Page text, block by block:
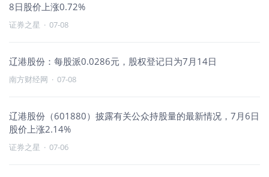
8日股价上涨0.72%
证券之星 · 07-08
辽港股份：每股派0.0286元，股权登记日为7月14日
南方财经网 · 07-08
辽港股份（601880）披露有关公众持股量的最新情况，7月6日
股价上涨2.14%
证券之星 · 07-06